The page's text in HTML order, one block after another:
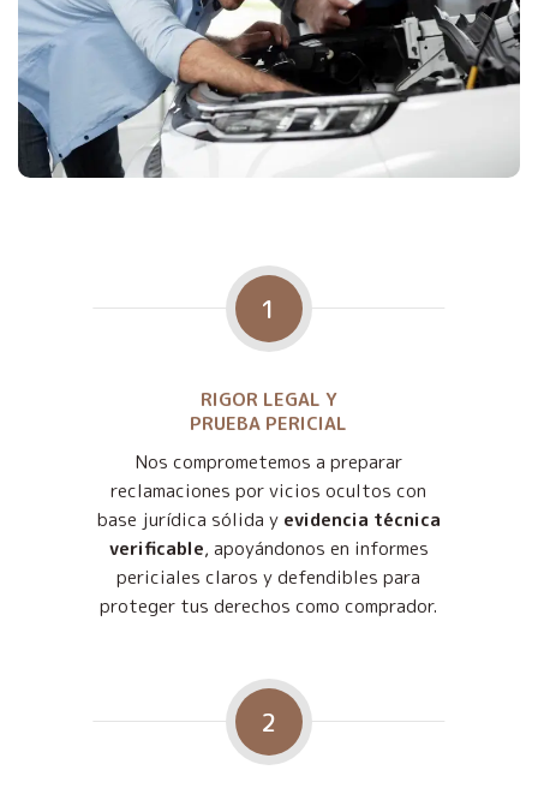
1
RIGOR LEGAL Y
PRUEBA PERICIAL
Nos comprometemos a preparar
reclamaciones por vicios ocultos con
base jurídica sólida y evidencia técnica
verificable, apoyándonos en informes
periciales claros y defendibles para
proteger tus derechos como comprador.
2